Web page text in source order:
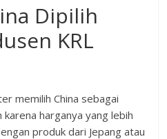
Dipilih
KRL
memilih China sebagai
harganya yang lebih
produk dari Jepang atau